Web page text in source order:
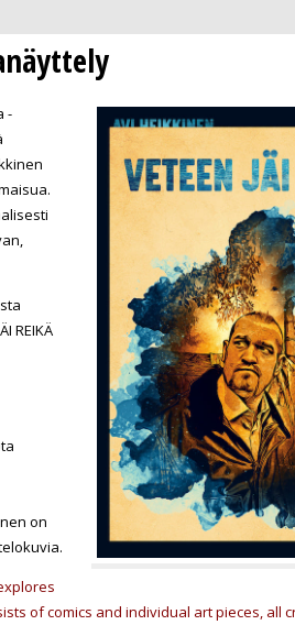
-
REIKÄ
on
of comics and individual art pieces, all